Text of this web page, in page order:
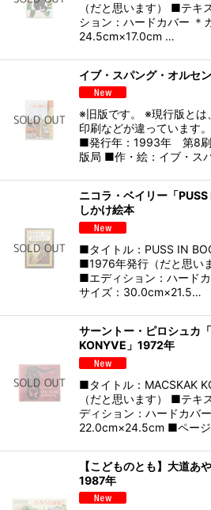
（だと思います） ■テキ
ション：ハードカバー ＊
24.5cm×17.0cm …
イブ・スパング・オルセ
※旧版です。 ※現行版とは
印刷などが違っています
■発行年：1993年 第8刷
版局 ■作・絵：イブ・ス
ニコラ・ベイリー「
しかけ絵本
■タイトル：PUSS IN
■1976年発行（だと思い
■エディション：ハード
サイズ：30.0cm×21.5…
サーントー・ピロシュカ
KONYVE」1972年
■タイトル：MACSKAK
（だと思います） ■テキ
ディション：ハードカバ
22.0cm×24.5cm ■ペー
【こどものとも】大道あ
1987年